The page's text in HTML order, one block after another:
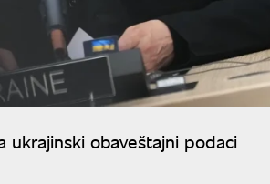
ukrajinski obaveštajni podaci